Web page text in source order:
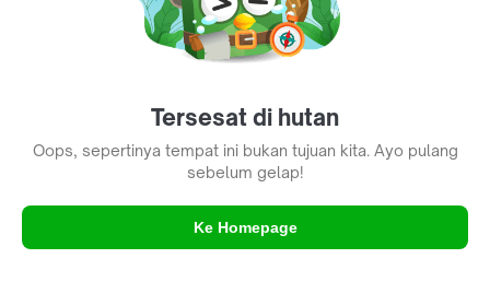
Tersesat di hutan
Oops, sepertinya tempat ini bukan tujuan kita. Ayo pulang
sebelum gelap!
Ke Homepage